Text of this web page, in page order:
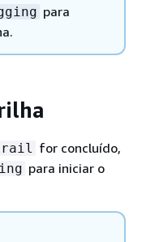
para
for concluído,
para iniciar o